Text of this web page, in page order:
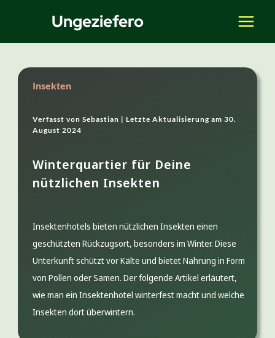
Ungeziefero
Insekten
Verfasst von Sebastian | Letzte Aktualisierung am 30.
August 2024
Winterquartier für Deine
nützlichen Insekten
Insektenhotels bieten nützlichen Insekten einen
geschützten Rückzugsort, besonders im Winter. Diese
Unterkunft schützt vor Kälte und bietet Nahrung in Form
von Pollen oder Samen. Der folgende Artikel erläutert,
wie man ein Insektenhotel winterfest macht und welche
Insekten dort überwintern.